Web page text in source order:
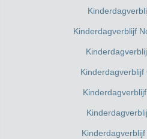
Kinderdagverblijf
Kinderdagverblijf